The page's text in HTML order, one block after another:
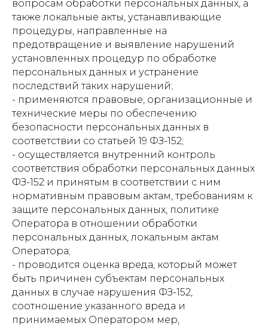
вопросам обработки персональных данных, а
также локальные акты, устанавливающие
процедуры, направленные на
предотвращение и выявление нарушений
установленных процедур по обработке
персональных данных и устранение
последствий таких нарушений;
- применяются правовые, организационные и
технические меры по обеспечению
безопасности персональных данных в
соответствии со статьей 19 ФЗ-152;
- осуществляется внутренний контроль
соответствия обработки персональных данных
ФЗ-152 и принятым в соответствии с ним
нормативным правовым актам, требованиям к
защите персональных данных, политике
Оператора в отношении обработки
персональных данных, локальным актам
Оператора;
- проводится оценка вреда, который может
быть причинен субъектам персональных
данных в случае нарушения ФЗ-152,
соотношение указанного вреда и
принимаемых Оператором мер,